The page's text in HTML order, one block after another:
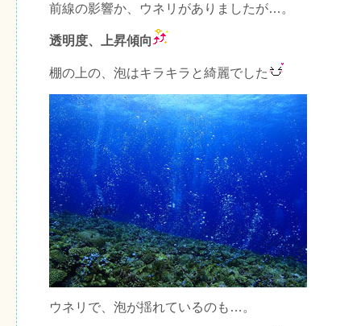
前線の影響か、ウネリがありましたが…。
透明度、上昇傾向
棚の上の、泡はキラキラと綺麗でした
ウネリで、泡が揺れているのも…。